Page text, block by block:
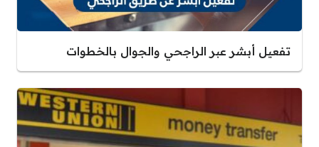
تفعيل أبشر عبر الراجحي والجوال بالخطوات